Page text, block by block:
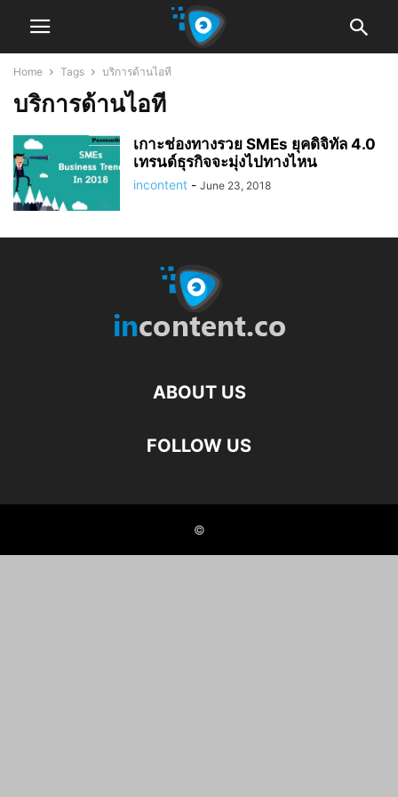
Home Tags บริการด้านไอที
บริการด้านไอที
เกาะช่องทางรวย SMEs ยุคดิจิทัล 4.0
เทรนด์ธุรกิจจะมุ่งไปทางไหน
incontent - June 23, 2018
ABOUT US
FOLLOW US
©